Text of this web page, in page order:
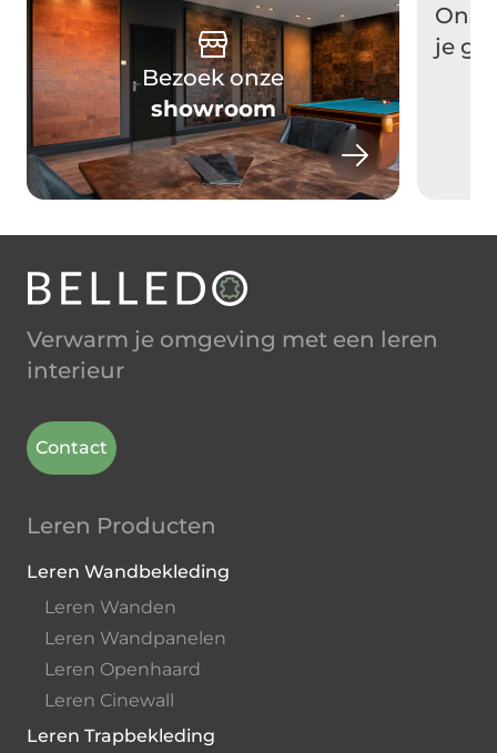
Bezoek onze
showroom
je
Verwarm je omgeving met een leren
interieur
Contact
Leren Producten
Leren Wandbekleding
Leren Wanden
Leren Wandpanelen
Leren Openhaard
Leren Cinewall
Leren Trapbekleding